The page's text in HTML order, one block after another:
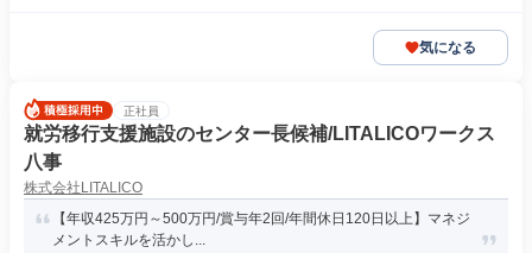
気になる
正社員
就労移行支援施設のセンター長候補/LITALICOワークス
八事
株式会社LITALICO
【年収425万円～500万円/賞与年2回/年間休日120日以上】マネジ
メントスキルを活かし...